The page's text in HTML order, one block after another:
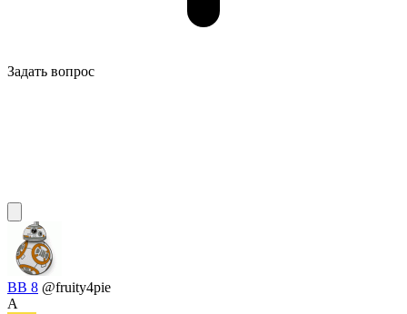
Задать вопрос
BB 8 @fruity4pie
A